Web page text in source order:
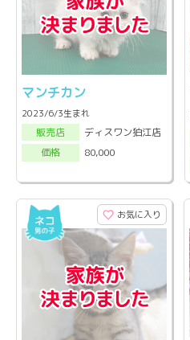
マンチカン
2023/6/3生まれ
販売店
ディスワン狛江店
価格
80,000
お気に入り